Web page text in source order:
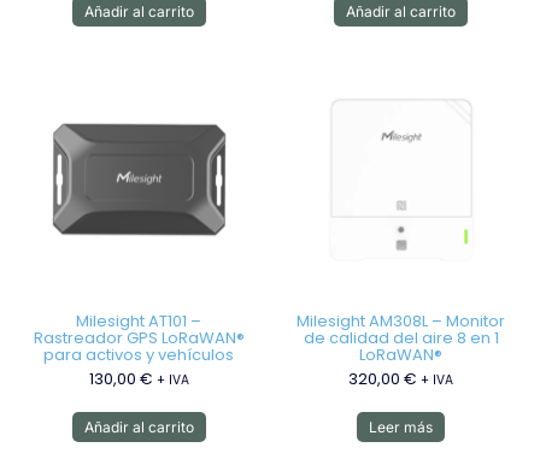
Añadir al carrito Añadir al carrito
Milesight AT101 –
Rastreador GPS LoRaWAN®
para activos y vehículos
130,00 € + IVA
Añadir al carrito
Milesight AM308L – Monitor
de calidad del aire 8 en 1
LoRaWAN®
320,00€ + IVA
Leer más